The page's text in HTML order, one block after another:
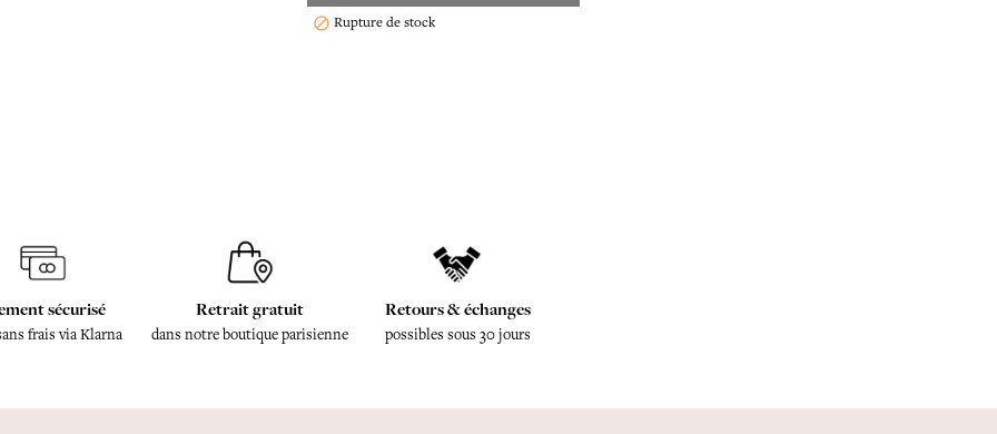
 Rupture de stock
sécurisé
frais via Klarna
Retrait gratuit
dans notre boutique parisienne
Retours & échanges
possibles sous 30 jours